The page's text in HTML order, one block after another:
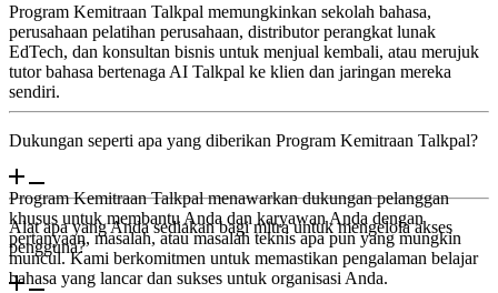
Program Kemitraan Talkpal memungkinkan sekolah bahasa,
perusahaan pelatihan perusahaan, distributor perangkat lunak
EdTech, dan konsultan bisnis untuk menjual kembali, atau merujuk
tutor bahasa bertenaga AI Talkpal ke klien dan jaringan mereka
sendiri.
Dukungan seperti apa yang diberikan Program Kemitraan Talkpal?
Program Kemitraan Talkpal menawarkan dukungan pelanggan
khusus untuk membantu Anda dan karyawan Anda dengan
pertanyaan, masalah, atau masalah teknis apa pun yang mungkin
muncul. Kami berkomitmen untuk memastikan pengalaman belajar
bahasa yang lancar dan sukses untuk organisasi Anda.
Alat apa yang Anda sediakan bagi mitra untuk mengelola akses
pengguna?